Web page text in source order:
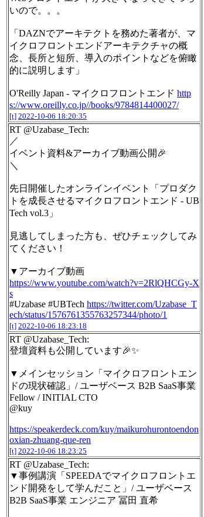
いので。。。
「DAZNでアーキテクトを務めた著者が、マ
イクロフロントエンドアーキテクチャの概
念、長所と短所、導入のポイントなどを俯瞰
的に説明します」
O'Reilly Japan - マイクロフロントエンド http
s://www.oreilly.co.jp//books/9784814400027/
[t] 2022-10-06 18:20:35
RT @Uzabase_Tech:
／
イベント資料&アーカイブ動画公開🎉
＼
先日開催したオンラインイベント「プロダク
トを成長させるマイクロフロントエンド - UB
Tech vol.3」
見逃してしまった方も、ぜひチェックしてみ
てください！
▼アーカイブ動画
https://www.youtube.com/watch?v=2RlQHCGy-X
s
#Uzabase #UBTech https://twitter.com/Uzabase_T
ech/status/1576761355763257344/photo/1
[t] 2022-10-06 18:23:18
RT @Uzabase_Tech:
登壇資料も公開しています🎉✨
▼メインセッション「マイクロフロントエン
ドの現状確認」/ ユーザベース B2B SaaS事業
Fellow / INITIAL CTO
@kuy
https://speakerdeck.com/kuy/maikurohurontoendon
oxian-zhuang-que-ren
[t] 2022-10-06 18:23:25
RT @Uzabase_Tech:
▼事例講演「SPEEDAでマイクロフロントエ
ンド開発をして学んだこと」/ ユーザベース
B2B SaaS事業 エンジニア 冨田 直希